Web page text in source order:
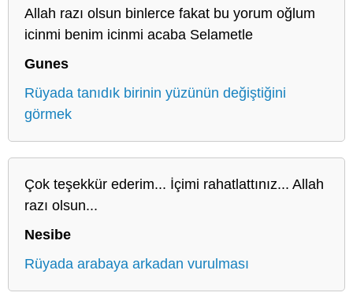
Allah razı olsun binlerce fakat bu yorum oğlum
icinmi benim icinmi acaba Selametle
Gunes
Rüyada tanıdık birinin yüzünün değiştiğini
görmek
Çok teşekkür ederim... İçimi rahatlattınız... Allah
razı olsun...
Nesibe
Rüyada arabaya arkadan vurulması